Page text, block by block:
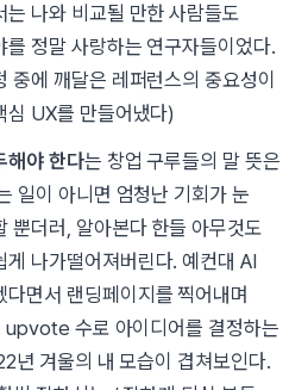
나와 비교될 만한 사람들도
정말 사랑하는 연구자들이었다.
중에 깨달은 레퍼런스의 중요성이
심 UX를 만들어냈다)
해야 한다는 창업 구루들의 말 뜻은
일이 아니면 엄청난 기회가 눈
뿐더러, 알아본다 한들 아무것도
게 나가떨어져버린다. 예컨대 AI
면서 랜딩페이지를 찍어내며
upvote 수로 아이디어를 결정하는
년 겨울의 내 모습이 겹쳐보인다.